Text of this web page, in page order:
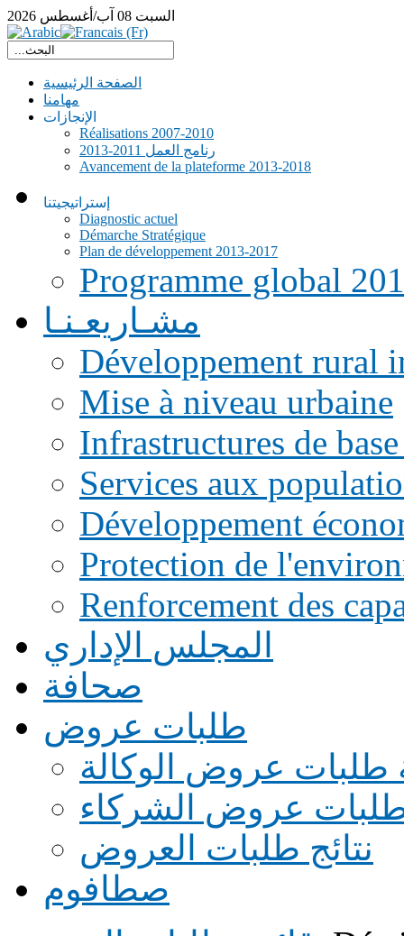
السبت 08 آب/أغسطس 2026
الصفحة الرئيسية
مهامنا
الإنجازات
Réalisations 2007-2010
رنامج العمل 2011-2013
Avancement de la plateforme 2013-2018
إستراتيجيتنا
Diagnostic actuel
Démarche Stratégique
Plan de développement 2013-2017
Programme global
مشـاريعـنـا
Développement rural
Mise à niveau urbaine
Infrastructures de
Services aux
Développement
Protection de
Renforcement des
المجلس الإداري
صحافة
طلبات عروض
طلبات عروض الوكالة
طلبات عروض الشركاء
نتائج طلبات العروض
صطافوم